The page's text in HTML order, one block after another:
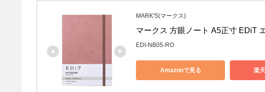
MARK'S(マークス)
マークス 方眼ノート A5正寸 EDiT
EDI-NB05-RO
Amazonで見る 楽